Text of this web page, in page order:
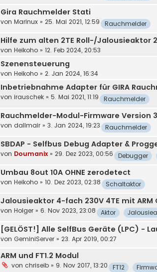
Gira Rauchmelder Stati
von Marinux » 25. Mai 2021, 12:59 Rauchmelder
Hilfe zum alten 2TE Roll-/Jalousieaktor
von Heikoho » 12. Feb 2024, 20:53
Szenensteuerung
von Heikoho » 2. Jan 2024, 16:34
Inbetriebnahme Adapter für GIRA
von irauschek » 5. Mai 2021, 11:19 Rauchmelder
Rauchmelder-Modul-Firmware Version
von dallmair » 3. Jan 2024, 19:23 Rauchmelder
SBDAP - Selfbus Debug Adapter &
von Doumanix » 29. Dez 2023, 00:56 Debugger
Umbau 8out 10A OHNE zerodetect
von Heikoho » 10. Dez 2023, 02:38 Schaltaktor
Jalousieaktor 4-fach 230V 4TE mit ARM
von Holger » 6. Nov 2023, 23:08 Aktor
[GELÖST!] Alle SelfBus Geräte (LPC) -
von GeminiServer » 23. Apr 2019, 00:27
ARM und FT1.2 Modul
von chriseib » 9. Nov 2017, 13:20 FT12